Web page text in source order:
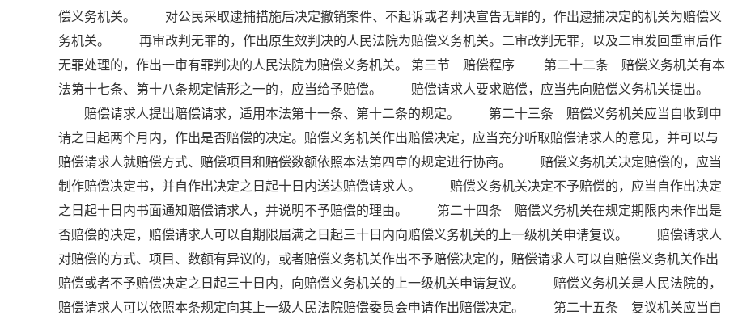
偿义务机关。 对公民采取逮捕措施后决定撤销案件、不起诉或者判决宣告无罪的，作出逮捕决定的机关为赔偿义
务机关。 再审改判无罪的，作出原生效判决的人民法院为赔偿义务机关。二审改判无罪，以及二审发回重审后作
无罪处理的，作出一审有罪判决的人民法院为赔偿义务机关。 第三节 赔偿程序 第二十二条 赔偿义务机关有本
法第十七条、第十八条规定情形之一的，应当给予赔偿。 赔偿请求人要求赔偿，应当先向赔偿义务机关提出。
赔偿请求人提出赔偿请求，适用本法第十一条、第十二条的规定。 第二十三条 赔偿义务机关应当自收到申
请之日起两个月内，作出是否赔偿的决定。赔偿义务机关作出赔偿决定，应当充分听取赔偿请求人的意见，并可以与
赔偿请求人就赔偿方式、赔偿项目和赔偿数额依照本法第四章的规定进行协商。 赔偿义务机关决定赔偿的，应当
制作赔偿决定书，并自作出决定之日起十日内送达赔偿请求人。 赔偿义务机关决定不予赔偿的，应当自作出决定
之日起十日内书面通知赔偿请求人，并说明不予赔偿的理由。 第二十四条 赔偿义务机关在规定期限内未作出是
否赔偿的决定，赔偿请求人可以自期限届满之日起三十日内向赔偿义务机关的上一级机关申请复议。 赔偿请求人
对赔偿的方式、项目、数额有异议的，或者赔偿义务机关作出不予赔偿决定的，赔偿请求人可以自赔偿义务机关作出
赔偿或者不予赔偿决定之日起三十日内，向赔偿义务机关的上一级机关申请复议。 赔偿义务机关是人民法院的，
赔偿请求人可以依照本条规定向其上一级人民法院赔偿委员会申请作出赔偿决定。 第二十五条 复议机关应当自